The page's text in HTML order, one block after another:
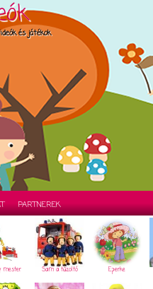
és játékok
PARTNEREK
mester Sam a tűzoltó Eperke